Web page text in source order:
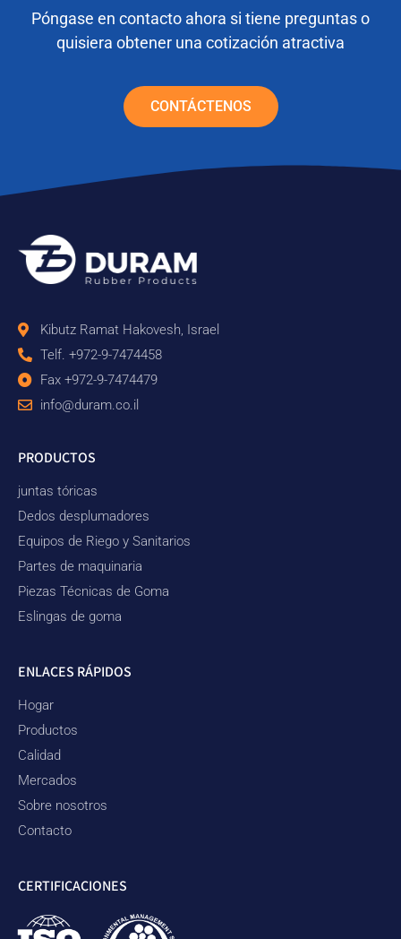
Póngase en contacto ahora si tiene preguntas o
quisiera obtener una cotización atractiva
CONTÁCTENOS
Kibutz Ramat Hakovesh, Israel
Telf. +972-9-7474458
Fax +972-9-7474479
info@duram.co.il
PRODUCTOS
juntas tóricas
Dedos desplumadores
Equipos de Riego y Sanitarios
Partes de maquinaria
Piezas Técnicas de Goma
Eslingas de goma
ENLACES RÁPIDOS
Hogar
Productos
Calidad
Mercados
Sobre nosotros
Contacto
CERTIFICACIONES